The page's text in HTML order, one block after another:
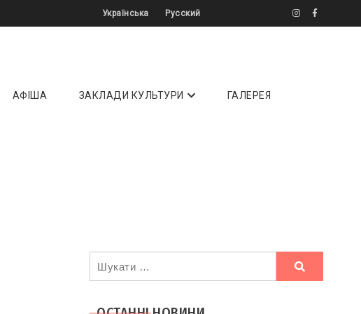
Українська Русский
АФІША ЗАКЛАДИ КУЛЬТУРИ ГАЛЕРЕЯ
Ви
шукали